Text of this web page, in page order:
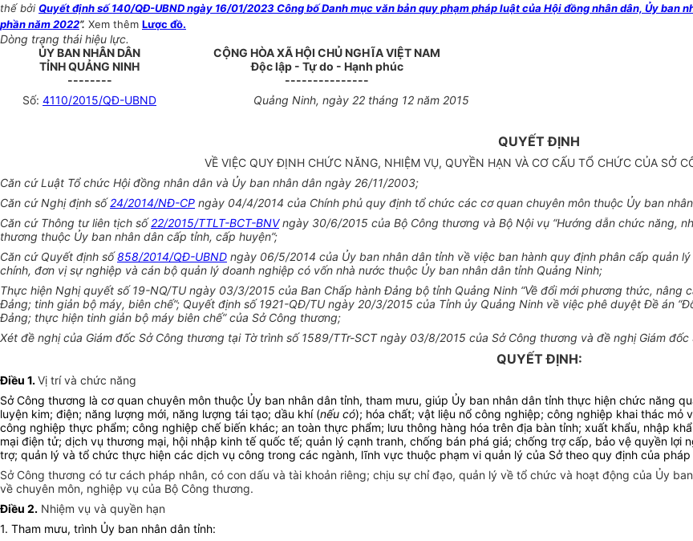
thế bởi Quyết định số 140/QĐ-UBND ngày 16/01/2023 Công bố Danh mục văn bản quy phạm pháp luật của Hội đồng nhân dân, Ủy
phần năm 2022”. Xem thêm Lược đồ.
Dòng trạng thái hiệu lực.
ỦY BAN NHÂN DÂN
TỈNH QUẢNG NINH
--------
CỘNG HÒA XÃ HỘI CHỦ NGHĨA VIỆT NAM
Độc lập - Tự do - Hạnh phúc
---------------
Số: 4110/2015/QĐ-UBND Quảng Ninh, ngày 22 tháng 12 năm 2015
QUYẾT ĐỊNH
VỀ VIỆC QUY ĐỊNH CHỨC NĂNG, NHIỆM VỤ, QUYỀN HẠN VÀ CƠ CẤU TỔ CHỨC CỦA SỞ
Căn cứ Luật Tổ chức Hội đồng nhân dân và Ủy ban nhân dân ngày 26/11/2003;
Căn cứ Nghị định số24/2014/NĐ-CP ngày 04/4/2014 của Chính phủ quy định tổ chức các cơ quan chuyên môn thuộc Ủy ban
Căn cứ Thông tư liên tịch số22/2015/TTLT-BCT-BNVngày 30/6/2015 của Bộ Công thương và Bộ Nội vụ “Hướng dẫn chức năng,
thương thuộc Ủy ban nhân dân cấp tỉnh, cấp huyện”;
Căn cứ Quyết định số858/2014/QĐ-UBND ngày 06/5/2014 của Ủy ban nhân dân tỉnh về việc ban hành quy định phân cấp quản
chính, đơn vị sự nghiệp và cán bộ quản lý doanh nghiệp có vốn nhà nước thuộc Ủy ban nhân dân tỉnh Quảng Ninh;
Thực hiện Nghị quyết số 19-NQ/TU ngày 03/3/2015 của Ban Chấp hành Đảng bộ tỉnh Quảng Ninh “Về đổi mới phương thức,
Đảng; tinh giản bộ máy, biên chế”; Quyết định số 1921-QĐ/TU ngày 20/3/2015 của Tỉnh ủy Quảng Ninh về việc phê duyệt Đề án
Đảng; thực hiện tinh giản bộ máy biên chế” của Sở Công thương;
Xét đề nghị của Giám đốc Sở Công thương tại Tờ trình số 1589/TTr-SCT ngày 03/8/2015 của Sở Công thương và đề nghị Giám
QUYẾT ĐỊNH:
Điều 1.Vị trí và chức năng
Sở Công thương là cơ quan chuyên môn thuộc Ủy ban nhân dân tỉnh, tham mưu, giúp Ủy ban nhân dân tỉnh thực hiện chức năng
luyện kim; điện; năng lượng mới, năng lượng tái tạo; dầu khí (nếu có); hóa chất; vật liệu nổ công nghiệp; công nghiệp khai thác mỏ
công nghiệp thực phẩm; công nghiệp chế biến khác; an toàn thực phẩm; lưu thông hàng hóa trên địa bàn tỉnh; xuất khẩu, nhập
mại điện tử; dịch vụ thương mại, hội nhập kinh tế quốc tế; quản lý cạnh tranh, chống bán phá giá; chống trợ cấp, bảo vệ quyền
trợ; quản lý và tổ chức thực hiện các dịch vụ công trong các ngành, lĩnh vực thuộc phạm vi quản lý của Sở theo quy định của pháp
Sở Công thương có tư cách pháp nhân, có con dấu và tài khoản riêng; chịu sự chỉ đạo, quản lý về tổ chức và hoạt động của Ủy
về chuyên môn, nghiệp vụ của Bộ Công thương.
Điều 2. Nhiệm vụ và quyền hạn
1. Tham mưu, trình Ủy ban nhân dân tỉnh: